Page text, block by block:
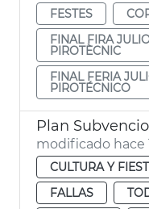
FESTES
FINAL FIRA
PIROTÈCNIC
FINAL FERIA
PIROTÉCNICO
modificado hace
CULTURA Y
FALLAS